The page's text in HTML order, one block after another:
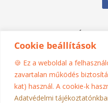
Cookie beállítások
🍪 Ez a weboldal a
zavartalan működés
kat) használ. A cookie-k
Adatvédelmi
Nagy
06 30